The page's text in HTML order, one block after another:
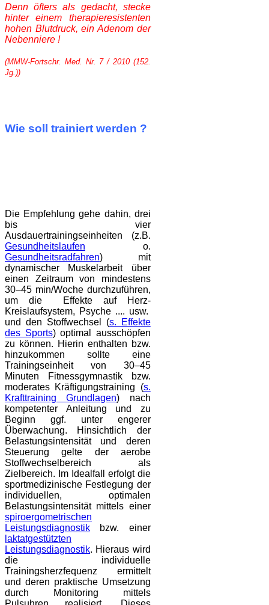
Denn öfters als gedacht, stecke
hinter einem therapieresistenten
hohen Blutdruck, ein Adenom der
Nebenniere !
(MMW-Fortschr. Med. Nr. 7 / 2010 (152.
Jg.))
Wie soll trainiert werden ?
Die Empfehlung gehe dahin, drei
bis vier
Ausdauertrainingseinheiten (z.B.
Gesundheitslaufen o.
Gesundheitsradfahren) mit
dynamischer Muskelarbeit über
einen Zeitraum von mindestens
30–45 min/Woche durchzuführen,
um die Effekte auf Herz-
Kreislaufsystem, Psyche .... usw.
und den Stoffwechsel (s. Effekte
des Sports) optimal ausschöpfen
zu können. Hierin enthalten bzw.
hinzukommen sollte eine
Trainingseinheit von 30–45
Minuten Fitnessgymnastik bzw.
moderates Kräftigungstraining (s.
Krafttraining Grundlagen) nach
kompetenter Anleitung und zu
Beginn ggf. unter engerer
Überwachung. Hinsichtlich der
Belastungsintensität und deren
Steuerung gelte der aerobe
Stoffwechselbereich als
Zielbereich. Im Idealfall erfolgt die
sportmedizinische Festlegung der
individuellen, optimalen
Belastungsintensität mittels einer
spiroergometrischen
Leistungsdiagnostik bzw. einer
laktatgestützten
Leistungsdiagnostik. Hieraus wird
die individuelle
Trainingsherzfequenz ermittelt
und deren praktische Umsetzung
durch Monitoring mittels